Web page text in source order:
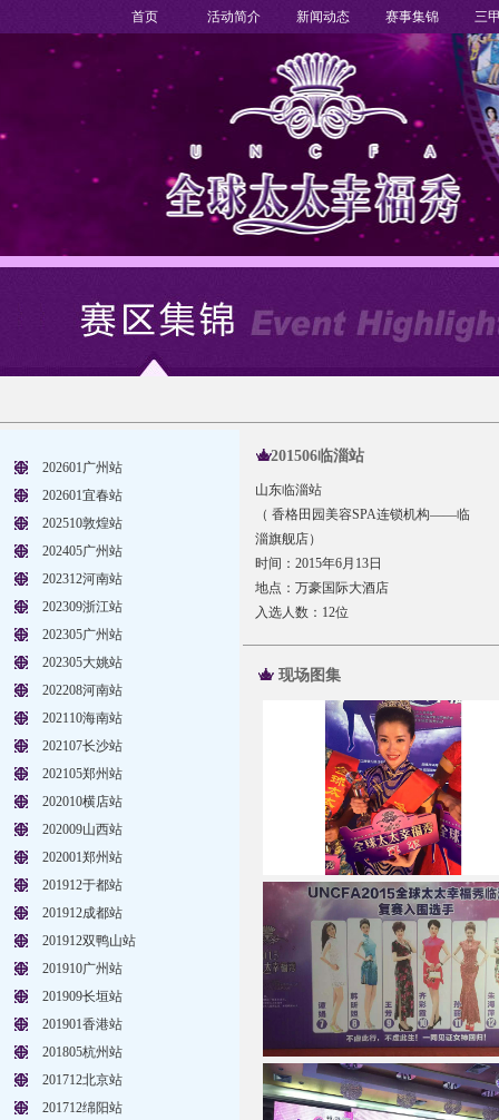
首页 活动简介 新闻动态 赛事集锦 三
202601广州站
202601宜春站
202510敦煌站
202405广州站
202312河南站
202309浙江站
202305广州站
202305大姚站
202208河南站
202110海南站
202107长沙站
202105郑州站
202010横店站
202009山西站
202001郑州站
201912于都站
201912成都站
201912双鸭山站
201910广州站
201909长垣站
201901香港站
201805杭州站
201712北京站
201712绵阳站
201506临淄站
山东临淄站
（ 香格田园美容SPA连锁机构——临
淄旗舰店）
时间：2015年6月13日
地点：万豪国际大酒店
入选人数：12位
现场图集